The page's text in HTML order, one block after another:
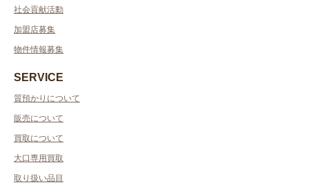
社会貢献活動
加盟店募集
物件情報募集
SERVICE
質預かりについて
販売について
買取について
大口専用買取
取り扱い品目